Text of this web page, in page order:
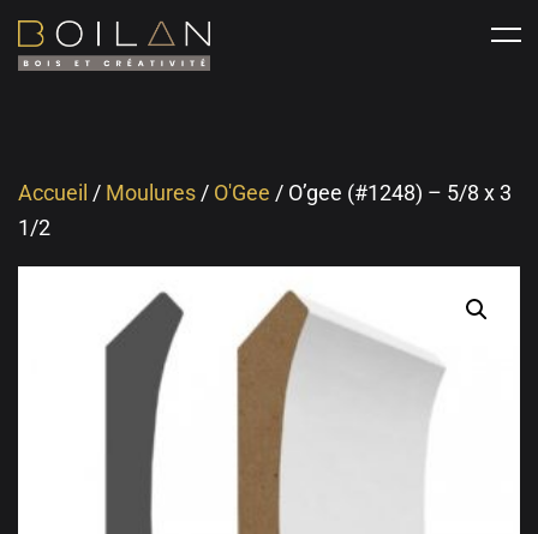
Accueil / Moulures / O'Gee / O’gee (#1248) – 5/8 x 3
1/2